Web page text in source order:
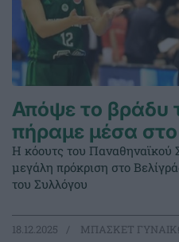
Απόψε το βράδυ
πήραμε μέσα
Η κόουτς του Παναθηναϊκού
μεγάλη πρόκριση στο
του Συλλόγου
18.12.2025 ΜΠΑΣΚΕΤ